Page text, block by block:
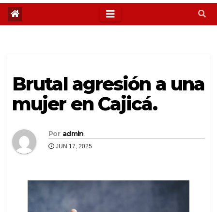
Brutal agresión a una
mujer en Cajicá.
Por admin
JUN 17, 2025